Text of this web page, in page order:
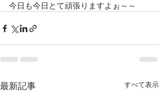
今日も今日とて頑張りますよぉ～～
最新記事 すべて表示